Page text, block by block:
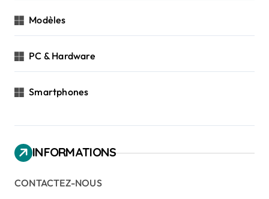
Modèles
PC & Hardware
Smartphones
INFORMATIONS
CONTACTEZ-NOUS